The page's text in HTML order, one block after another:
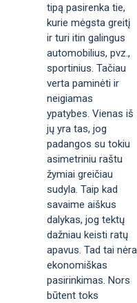
tipą pasirenka tie,
kurie mėgsta greitį
ir turi itin galingus
automobilius, pvz.,
sportinius. Tačiau
verta paminėti ir
neigiamas
ypatybes. Vienas iš
jų yra tas, jog
padangos su tokiu
asimetriniu raštu
žymiai greičiau
sudyla. Taip kad
savaime aiškus
dalykas, jog tektų
dažniau keisti ratų
apavus. Tad tai nėra
ekonomiškas
pasirinkimas. Nors
būtent toks